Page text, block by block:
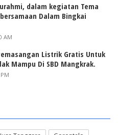
dalam kegiatan Tema
Dalam Bingkai
AM
Listrik Gratis Untuk
Mampu Di SBD Mangkrak.